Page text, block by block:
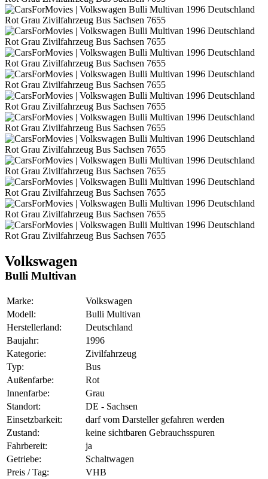
Volkswagen
Bulli Multivan
Marke:
Volkswagen
Modell:
Bulli Multivan
Herstellerland:
Deutschland
Baujahr:
1996
Kategorie:
Zivilfahrzeug
Typ:
Bus
Außenfarbe:
Rot
Innenfarbe:
Grau
Standort:
DE - Sachsen
Einsetzbarkeit:
darf vom Darsteller gefahren werden
Zustand:
keine sichtbaren Gebrauchsspuren
Fahrbereit:
ja
Getriebe:
Schaltwagen
Preis / Tag:
VHB